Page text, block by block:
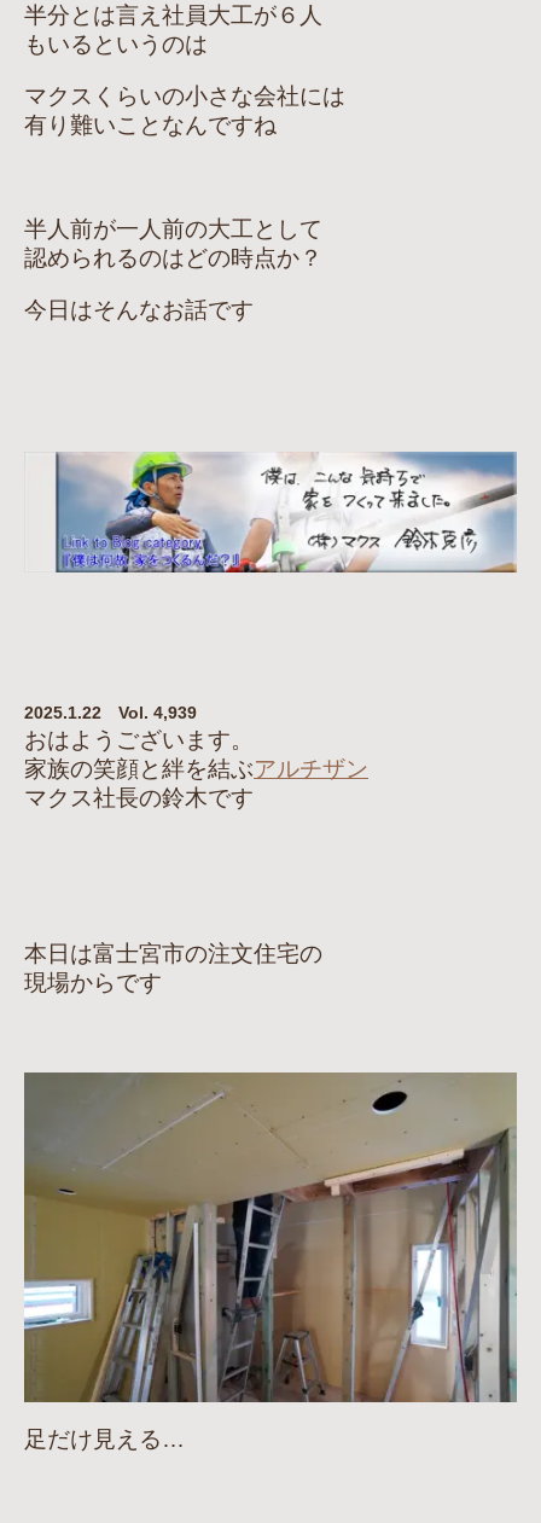
半分とは言え社員大工が６人
もいるというのは
マクスくらいの小さな会社には
有り難いことなんですね
半人前が一人前の大工として
認められるのはどの時点か？
今日はそんなお話です
2025.1.22 Vol. 4,939
おはようございます。
家族の笑顔と絆を結ぶアルチザン
マクス社長の鈴木です
本日は富士宮市の注文住宅の
現場からです
足だけ見える…